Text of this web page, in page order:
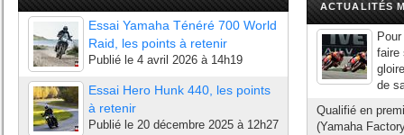
Essai Yamaha Ténéré 700 World
Raid, les points à retenir
Publié le 4 avril 2026 à 14h19
Essai Hero Hunk 440, les points
à retenir
Publié le 20 décembre 2025 à 12h27
ACTUALITÉS
faire
de
Qualifié en
(Yamaha